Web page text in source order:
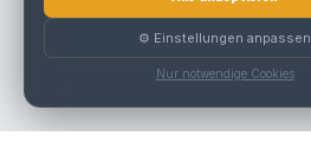
⚙️ Einstellungen anpassen
Nur notwendige Cookies